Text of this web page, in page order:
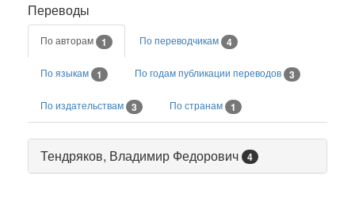
Переводы
По авторам 1 По переводчикам 4
По языкам 1 По годам публикации переводов 3
По издательствам 3 По странам 1
Тендряков, Владимир Федорович 4